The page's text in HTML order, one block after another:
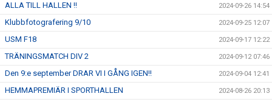
ALLA TILL HALLEN !! 2024-09-26 14:54
Klubbfotografering 9/10 2024-09-25 12:07
USM F18 2024-09-17 12:22
TRÄNINGSMATCH DIV 2 2024-09-12 07:46
Den 9:e september DRAR VI I GÅNG IGEN!! 2024-09-04 12:41
HEMMAPREMIÄR I SPORTHALLEN 2024-08-26 20:13